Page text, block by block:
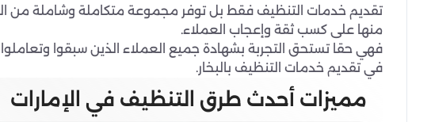
تقديم خدمات التنظيف فقط بل توفر مجموعة متكاملة وشاملة من
منها على كسب ثقة وإعجاب العملاء.
فهي حقا تستحق التجربة بشهادة جميع العملاء الذين سبقوا وتعاملوا
في تقديم خدمات التنظيف بالبخار.
مميزات أحدث طرق التنظيف في الإمارات